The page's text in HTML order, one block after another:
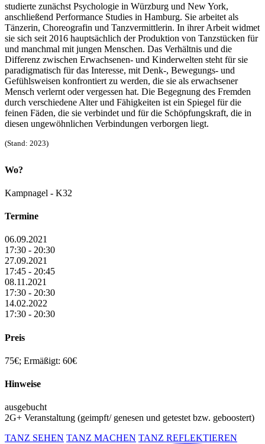
studierte zunächst Psychologie in Würzburg und New York,
anschließend Performance Studies in Hamburg. Sie arbeitet als
Tänzerin, Choreografin und Tanzvermittlerin. In ihrer Arbeit widmet
sie sich seit 2016 hauptsächlich der Produktion von Tanzstücken für
und manchmal mit jungen Menschen. Das Verhältnis und die
Differenz zwischen Erwachsenen- und Kinderwelten steht für sie
paradigmatisch für das Interesse, mit Denk-, Bewegungs- und
Gefühlsweisen konfrontiert zu werden, die sie als erwachsener
Mensch verlernt oder vergessen hat. Die Begegnung des Fremden
durch verschiedene Alter und Fähigkeiten ist ein Spiegel für die
feinen Fäden, die sie verbindet und für die Schöpfungskraft, die in
diesen ungewöhnlichen Verbindungen verborgen liegt.
(Stand: 2023)
Wo?
Kampnagel - K32
Termine
06.09.2021
17:30 - 20:30
27.09.2021
17:45 - 20:45
08.11.2021
17:30 - 20:30
14.02.2022
17:30 - 20:30
Preis
75€; Ermäßigt: 60€
Hinweise
ausgebucht
2G+ Veranstaltung (geimpft/ genesen und getestet bzw. geboostert)
TANZ SEHEN TANZ MACHEN TANZ REFLEKTIEREN